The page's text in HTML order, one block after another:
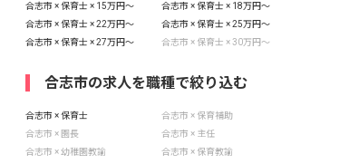
合志市 × 保育士 × 15万円〜
合志市 × 保育士 × 18万円〜
合志市 × 保育士 × 22万円〜
合志市 × 保育士 × 25万円〜
合志市 × 保育士 × 27万円〜
合志市 × 保育士 × 30万円〜
合志市の求人を職種で絞り込む
合志市 × 保育士
合志市 × 保育補助
合志市 × 園長
合志市 × 主任
合志市 × 幼稚園教諭
合志市 × 保育教諭